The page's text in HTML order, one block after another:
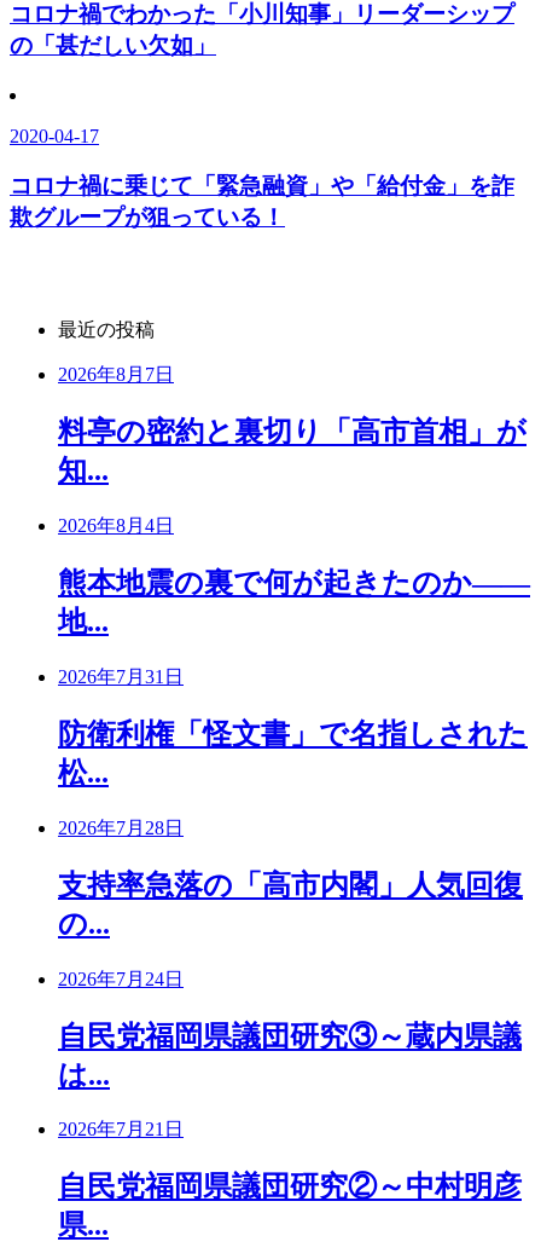
コロナ禍でわかった「小川知事」リーダーシップ
の「甚だしい欠如」
2020-04-17
コロナ禍に乗じて「緊急融資」や「給付金」を詐
欺グループが狙っている！
最近の投稿
2026年8月7日
料亭の密約と裏切り「高市首相」が
知...
2026年8月4日
熊本地震の裏で何が起きたのか――
地...
2026年7月31日
防衛利権「怪文書」で名指しされた
松...
2026年7月28日
支持率急落の「高市内閣」人気回復
の...
2026年7月24日
自民党福岡県議団研究③～蔵内県議
は...
2026年7月21日
自民党福岡県議団研究②～中村明彦
県...